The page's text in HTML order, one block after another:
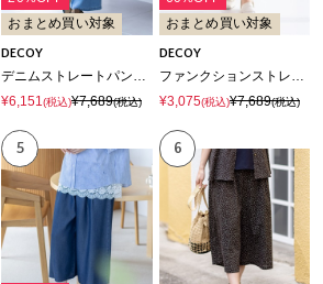
おまとめ買い対象
DECOY
デニムストレートパンツ【接触冷感・後ろウエストゴム】
¥6,151(税込)¥7,689(税込)
おまとめ買い対象
DECOY
ファンクションストレッチテーパードパンツ【接触冷感・UVケア・吸水速乾・遮熱・透け防止・後ろウエストゴム・サスティナブル素材】
¥3,075(税込)¥7,689(税込)
5 6